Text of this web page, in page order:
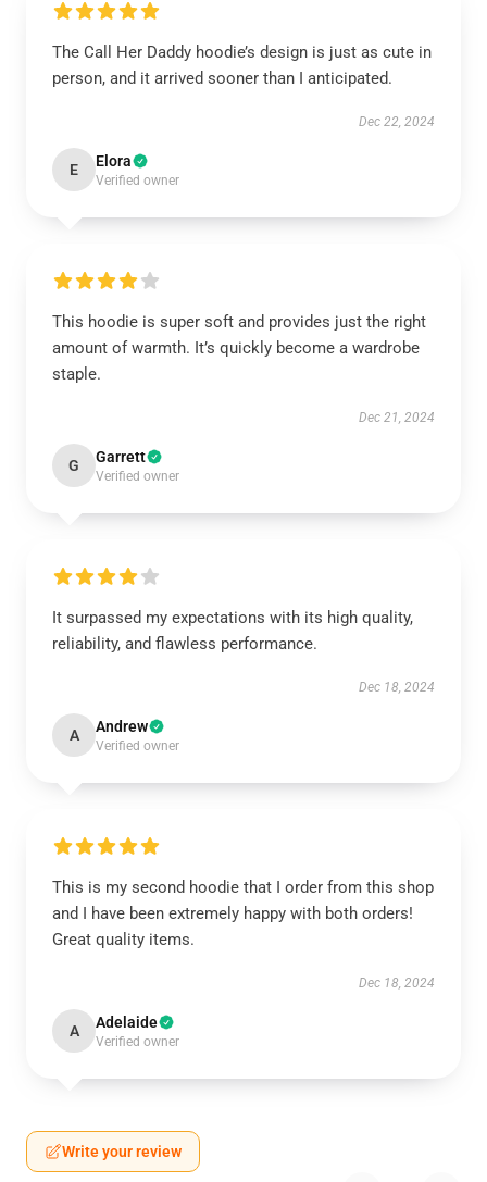
The Call Her Daddy hoodie’s design is just as cute in
person, and it arrived sooner than I anticipated.
Dec 22, 2024
E Elora
Verified owner
This hoodie is super soft and provides just the right
amount of warmth. It’s quickly become a wardrobe
staple.
Dec 21, 2024
G Garrett
Verified owner
It surpassed my expectations with its high quality,
reliability, and flawless performance.
Dec 18, 2024
A Andrew
Verified owner
This is my second hoodie that I order from this shop
and I have been extremely happy with both orders!
Great quality items.
Dec 18, 2024
A Adelaide
Verified owner
Write your review